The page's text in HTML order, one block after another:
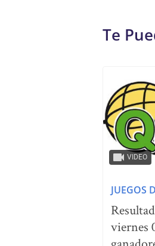
Te
VIDEO
JUEGOS
viernes